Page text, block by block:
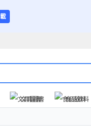
文具圖書 食品飲料